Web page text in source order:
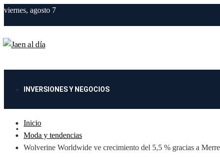
viernes, agosto 7
INVERSIONES Y NEGOCIOS
CIENCIA Y TECNOLOGÍA
Inicio
Moda y tendencias
Wolverine Worldwide ve crecimiento del 5,5 % gracias a